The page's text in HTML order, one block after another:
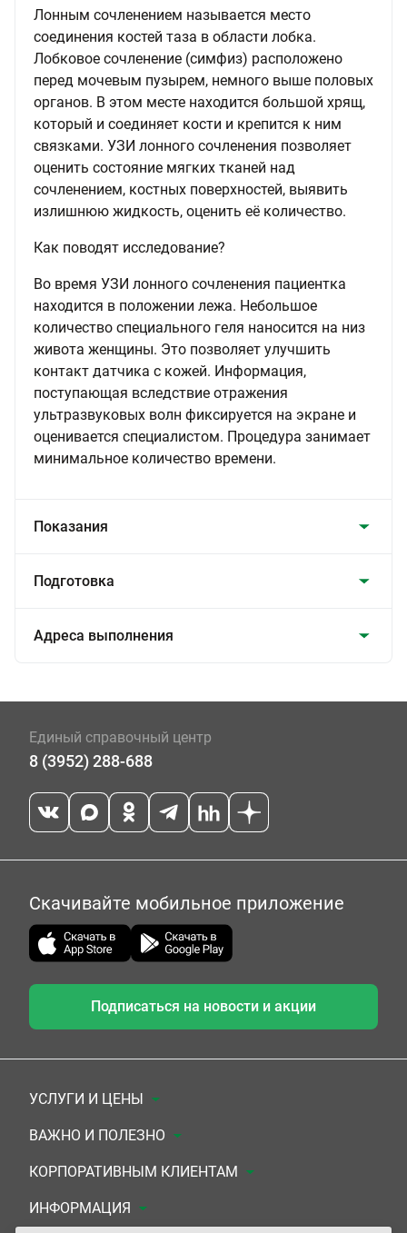
Лонным сочленением называется место
соединения костей таза в области лобка.
Лобковое сочленение (симфиз) расположено
перед мочевым пузырем, немного выше половых
органов. В этом месте находится большой хрящ,
который и соединяет кости и крепится к ним
связками. УЗИ лонного сочленения позволяет
оценить состояние мягких тканей над
сочленением, костных поверхностей, выявить
излишнюю жидкость, оценить её количество.
Как поводят исследование?
Во время УЗИ лонного сочленения пациентка
находится в положении лежа. Небольшое
количество специального геля наносится на низ
живота женщины. Это позволяет улучшить
контакт датчика с кожей. Информация,
поступающая вследствие отражения
ультразвуковых волн фиксируется на экране и
оценивается специалистом. Процедура занимает
минимальное количество времени.
Показания
Подготовка
Адреса выполнения
Единый справочный центр
8 (3952) 288-688
Скачивайте мобильное приложение
Подписаться на новости и акции
УСЛУГИ И ЦЕНЫ
Анализы
Комплексы
УЗИ
ВАЖНО И ПОЛЕЗНО
Документы для заключения договора
Система скидок
КОРПОРАТИВНЫМ КЛИЕНТАМ
Медицинским организациям
ИНФОРМАЦИЯ